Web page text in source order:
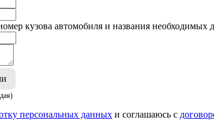
кузова автомобиля и названия необходимых
персональных данных и соглашаюсь с